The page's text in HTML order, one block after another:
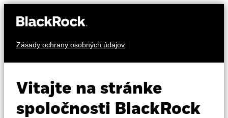
Zásady ochrany osobných údajov
Vitajte na stránke
spoločnosti BlackRock
Vzdelávanie
LQDE
iShares $ Corp
Bond UCITS ETF